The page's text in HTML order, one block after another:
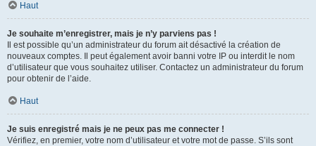
Haut
Je souhaite m’enregistrer, mais je n’y parviens pas !
Il est possible qu’un administrateur du forum ait désactivé la création de
nouveaux comptes. Il peut également avoir banni votre IP ou interdit le nom
d’utilisateur que vous souhaitez utiliser. Contactez un administrateur du forum
pour obtenir de l’aide.
Haut
Je suis enregistré mais je ne peux pas me connecter !
Vérifiez, en premier, votre nom d’utilisateur et votre mot de passe. S’ils sont